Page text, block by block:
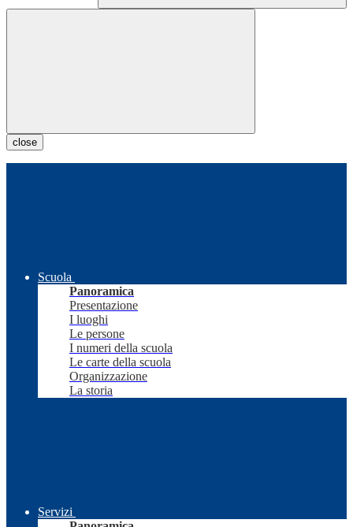
close
Scuola
Panoramica
Presentazione
I luoghi
Le persone
I numeri della scuola
Le carte della scuola
Organizzazione
La storia
Servizi